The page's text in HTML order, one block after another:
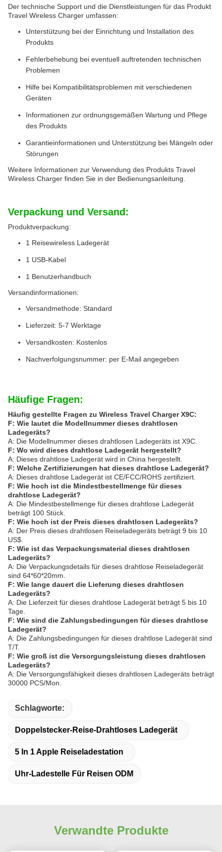
Der technische Support und die Dienstleistungen für das Produkt
Travel Wireless Charger umfassen:
Unterstützung bei der Einrichtung und Installation des
Produkts
Fehlerbehebung bei eventuell auftretenden technischen
Problemen
Hilfe bei Kompatibilitätsproblemen mit verschiedenen
Geräten
Informationen zur ordnungsgemäßen Wartung und Pflege
des Produkts
Garantieinformationen und Unterstützung bei Mängeln oder
Störungen
Weitere Informationen zur Verwendung des Produkts Travel
Wireless Charger finden Sie in der Bedienungsanleitung.
Verpackung und Versand:
Produktverpackung:
1 Reisewireless Ladegerät
1 USB-Kabel
1 Benutzerhandbuch
Versandinformationen:
Versandmethode: Standard
Lieferzeit: 5-7 Werktage
Versandkosten: Kostenlos
Nachverfolgungsnummer: per E-Mail angegeben
Häufige Fragen:
Häufig gestellte Fragen zu Wireless Travel Charger X9C:
F: Wie lautet die Modellnummer dieses drahtlosen
Ladegeräts?
A: Die Modellnummer dieses drahtlosen Ladegeräts ist X9C.
F: Wo wird dieses drahtlose Ladegerät hergestellt?
A: Dieses drahtlose Ladegerät wird in China hergestellt.
F: Welche Zertifizierungen hat dieses drahtlose Ladegerät?
A: Dieses drahtlose Ladegerät ist CE/FCC/ROHS zertifiziert.
F: Wie hoch ist die Mindestbestellmenge für dieses
drahtlose Ladegerät?
A: Die Mindestbestellmenge für dieses drahtlose Ladegerät
beträgt 100 Stück.
F: Wie hoch ist der Preis dieses drahtlosen Ladegeräts?
A: Der Preis dieses drahtlosen Reiseladegeräts beträgt 9 bis 10
US$.
F: Wie ist das Verpackungsmaterial dieses drahtlosen
Ladegeräts?
A: Die Verpackungsdetails für dieses drahtlose Reiseladegerät
sind 64*60*20mm.
F: Wie lange dauert die Lieferung dieses drahtlosen
Ladegeräts?
A: Die Lieferzeit für dieses drahtlose Ladegerät beträgt 5 bis 10
Tage.
F: Wie sind die Zahlungsbedingungen für dieses drahtlose
Ladegerät?
A: Die Zahlungsbedingungen für dieses drahtlose Ladegerät sind
T/T.
F: Wie groß ist die Versorgungsleistung dieses drahtlosen
Ladegeräts?
A: Die Versorgungsfähigkeit dieses drahtlosen Ladegeräts beträgt
30000 PCS/Mon.
Schlagworte:
Doppelstecker-Reise-Drahtloses Ladegerät
5 In 1 Apple Reiseladestation
Uhr-Ladestelle Für Reisen ODM
Verwandte Produkte